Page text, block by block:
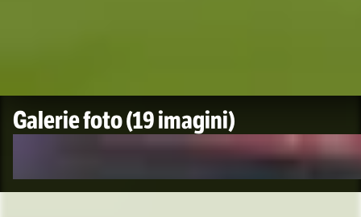
Galerie foto(19 imagini)